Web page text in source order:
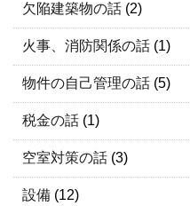
欠陥建築物の話 (2)
火事、消防関係の話 (1)
物件の自己管理の話 (5)
税金の話 (1)
空室対策の話 (3)
設備 (12)